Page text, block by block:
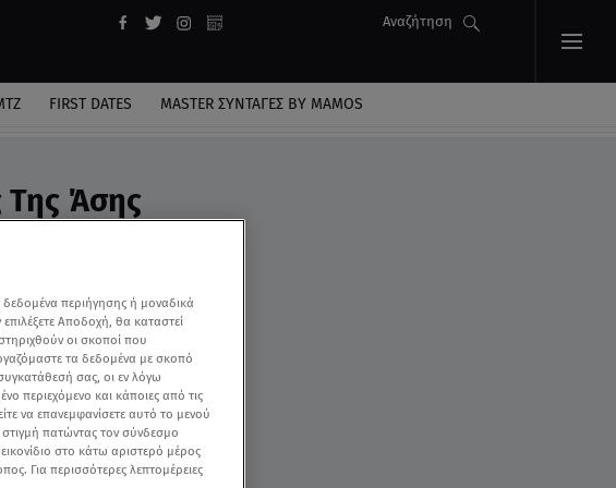
Αναζήτηση
FIRST DATES MASTER ΣΥΝΤΑΓΈΣ BY MAMOS
Της Άσης
περιήγησης ή μοναδικά
Αποδοχή, θα καταστεί
οι σκοποί που
τα δεδομένα με σκοπό
σας, οι εν λόγω
περιεχόμενο και κάποιες από τις
να επανεμφανίσετε αυτό το μενού
πατώντας τον σύνδεσμο
στο κάτω αριστερό μέρος
Για περισσότερες λεπτομέρειες